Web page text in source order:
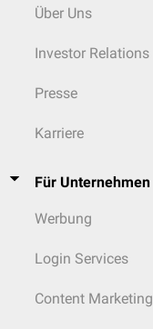
Über Uns
Investor Relations
Presse
Karriere
Für Unternehmen
Werbung
Login Services
Content Marketing